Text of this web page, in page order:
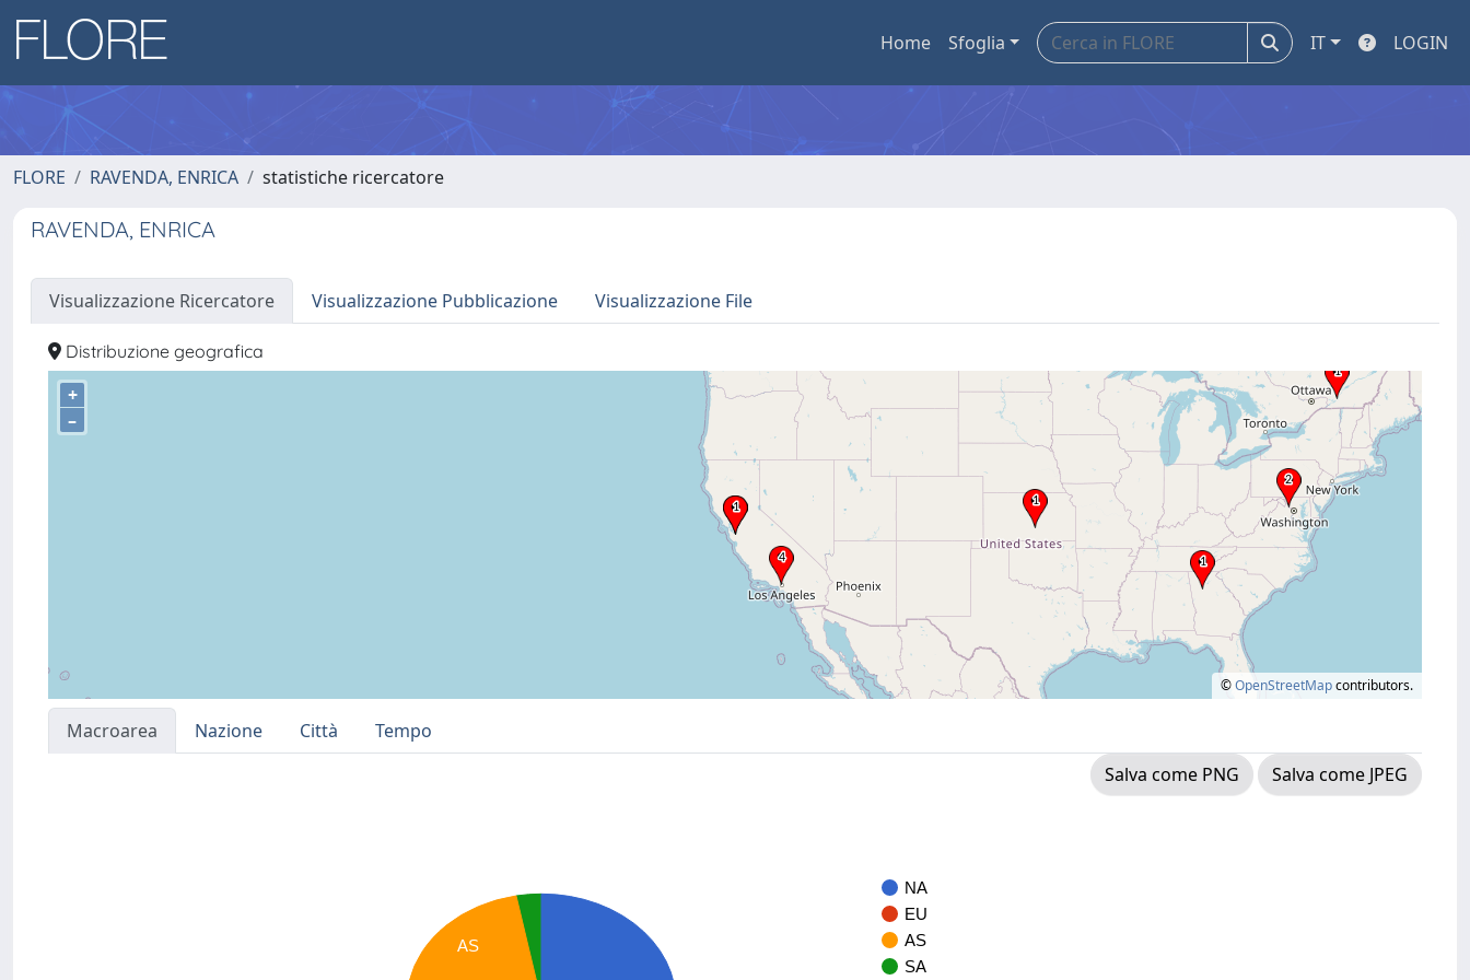
Home Sfoglia IT LOGIN
FLORE RAVENDA, ENRICA statistiche ricercatore
RAVENDA, ENRICA
Visualizzazione Ricercatore Visualizzazione Pubblicazione Visualizzazione File
Distribuzione geografica
+
–
©OpenStreetMapcontributors.
Macroarea Nazione Città
Tempo
Salva come PNG
Salva come JPEG
NA
EU
AS
SA
AS